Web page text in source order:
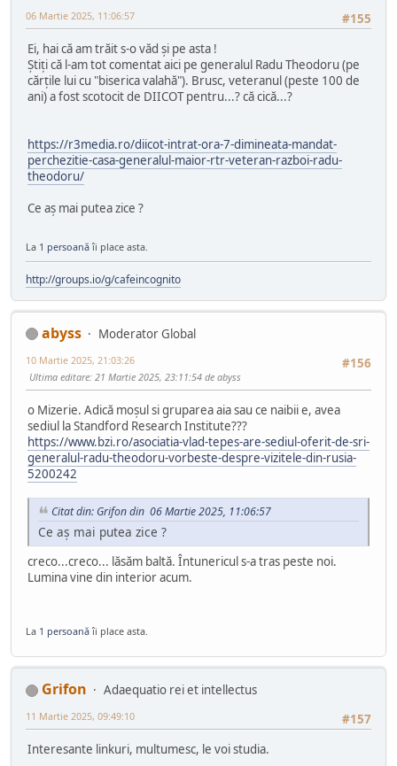
#155
06 Martie 2025, 11:06:57
Ei, hai că am trăit s-o văd și pe asta !
Știți că l-am tot comentat aici pe generalul Radu Theodoru (pe
cărțile lui cu "biserica valahă"). Brusc, veteranul (peste 100 de
ani) a fost scotocit de DIICOT pentru...? că cică...?
https://r3media.ro/diicot-intrat-ora-7-dimineata-mandat-
perchezitie-casa-generalul-maior-rtr-veteran-razboi-radu-
theodoru/
Ce aș mai putea zice ?
La 1 persoanăîi place asta.
http://groups.io/g/cafeincognito
abyss
Moderator Global
#156
10 Martie 2025, 21:03:26
Ultima editare: 21 Martie 2025, 23:11:54 de abyss
o Mizerie. Adică moșul si gruparea aia sau ce naibii e, avea
sediul la Standford Research Institute???
https://www.bzi.ro/asociatia-vlad-tepes-are-sediul-oferit-de-sri-
generalul-radu-theodoru-vorbeste-despre-vizitele-din-rusia-
5200242
Citat din: Grifon din 06 Martie 2025, 11:06:57
Ce aș mai putea zice ?
creco...creco... lăsăm baltă. Întunericul s-a tras peste noi.
Lumina vine din interior acum.
La 1 persoanăîi place asta.
Grifon
Adaequatio rei et intellectus
#157
11 Martie 2025, 09:49:10
Interesante linkuri, multumesc, le voi studia.